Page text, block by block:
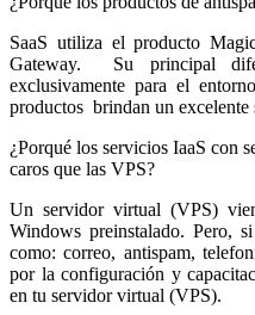
SaaS utiliza el producto
Gateway. Su principal
exclusivamente para el
productos brindan un excelente
¿Porqué los servicios IaaS con
caros que las VPS?
Un servidor virtual (VPS)
Windows preinstalado. Pero,
como: correo, antispam,
por la configuración y
en tu servidor virtual (VPS).